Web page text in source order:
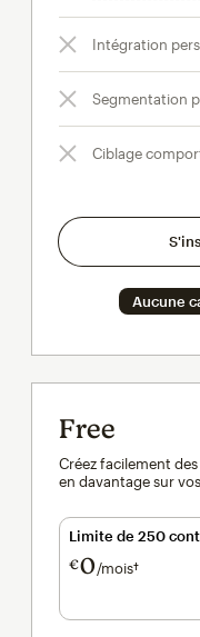
Intégration
Segmentation
Ciblage
Aucune
Free
Créez facilement
en davantage sur
Limite de 250
€0 /mois†par mois†